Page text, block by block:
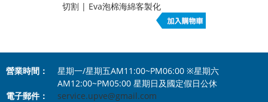
切割 | Eva泡棉海綿客製化
營業時間：
星期一/星期五AM11:00~PM06:00 ※星期六
AM12:00~PM05:00 星期日及國定假日公休
電子郵件：
service.upve@gmail.com